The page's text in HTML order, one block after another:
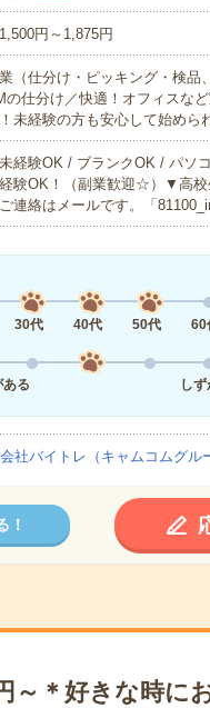
円～1,875円
（仕分け・ピッキング・検品
の仕分け／快適！オフィスな
未経験の方も安心して始め
経験OK / ブランクOK / パソ
験OK！（副業歓迎☆）▼高校
連絡はメールです。「
30代 40代 50代 60
ある
しず
社バイトレ（キャムコムグル
！
～＊好きな時に